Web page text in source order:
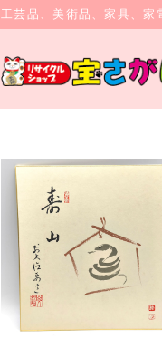
工芸品、美術品、家具、家